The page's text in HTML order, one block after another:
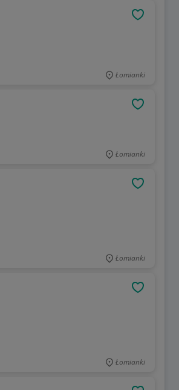
Łomianki
Łomianki
Łomianki
Łomianki